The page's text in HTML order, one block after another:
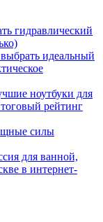
гидравлический
идеальный
ноутбуки для
рейтинг
силы
для ванной,
в интернет-